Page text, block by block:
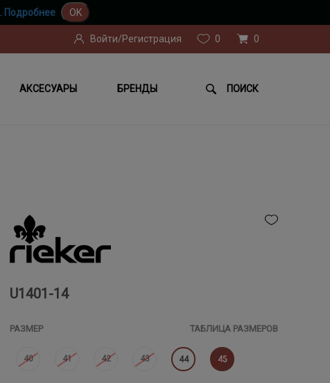
Подробнее OK
Войти/Регистрация 0 0
АКСЕСУАРЫ БРЕНДЫ ПОИСК
U1401-14
РАЗМЕР ТАБЛИЦА РАЗМЕРОВ
40 41 42 43 44 45